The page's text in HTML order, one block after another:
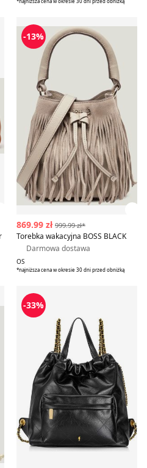
Hilfiger
Torebka wakacyjna BOSS
-13%
869.99 zł 999.99 zł*
Torebka wakacyjna BOSS BLACK
Darmowa dostawa
OS
*najniższa cena w okresie 30 dni przed obniżką
Torebka elegancka OCHNIK
-33%